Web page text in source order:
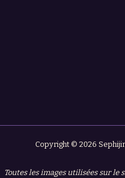
Copyright © 2026
Toutes les images utilisées sur